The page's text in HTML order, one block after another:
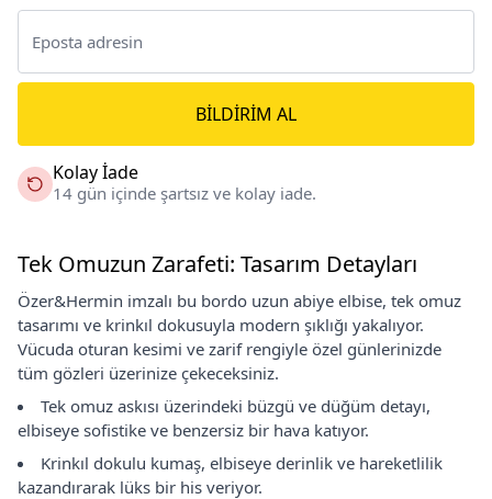
BILDIRIM AL
Kolay İade
14 gün içinde şartsız ve kolay iade.
Tek Omuzun Zarafeti: Tasarım Detayları
Özer&Hermin imzalı bu bordo uzun abiye elbise, tek omuz
tasarımı ve krinkıl dokusuyla modern şıklığı yakalıyor.
Vücuda oturan kesimi ve zarif rengiyle özel günlerinizde
tüm gözleri üzerinize çekeceksiniz.
Tek omuz askısı üzerindeki büzgü ve düğüm detayı,
elbiseye sofistike ve benzersiz bir hava katıyor.
Krinkıl dokulu kumaş, elbiseye derinlik ve hareketlilik
kazandırarak lüks bir his veriyor.